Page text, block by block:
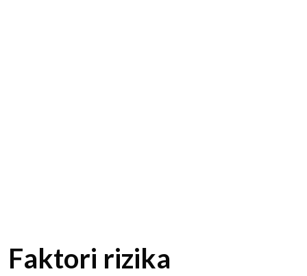
Faktori rizika